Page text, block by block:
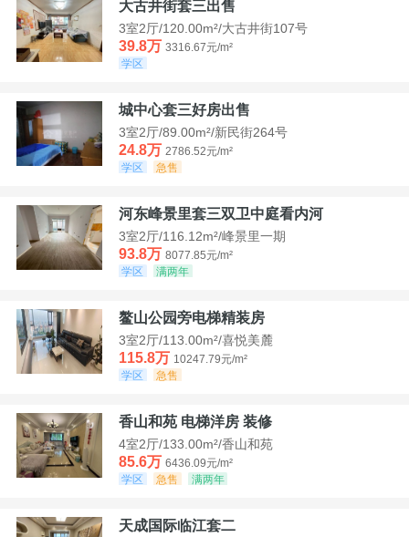
大古井街套三出售
3室2厅/120.00m²/大古井街107号
39.8万 3316.67元/m²
学区
城中心套三好房出售
3室2厅/89.00m²/新民街264号
24.8万 2786.52元/m²
学区
急售
河东峰景里套三双卫中庭看内河
3室2厅/116.12m²/峰景里一期
93.8万 8077.85元/m²
学区
满两年
鳌山公园旁电梯精装房
3室2厅/113.00m²/喜悦美麓
115.8万 10247.79元/m²
学区
急售
香山和苑 电梯洋房 装修
4室2厅/133.00m²/香山和苑
85.6万 6436.09元/m²
学区
急售 满两年
天成国际临江套二